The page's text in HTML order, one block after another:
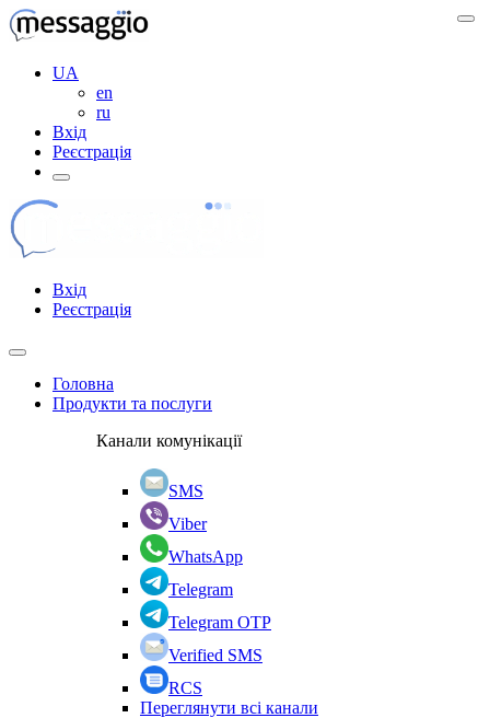
UA
en
ru
Вхід
Реєстрація
Вхід
Реєстрація
Головна
Продукти та послуги
Канали комунікації
SMS
Viber
WhatsApp
Telegram
Telegram OTP
Verified SMS
RCS
Переглянути всі канали